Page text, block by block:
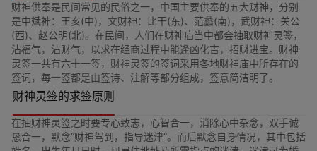
财神供奉是民间常见的民俗之一，中国主要供奉的五大财神，分别
是中斌神：王亥(中)，文财神：比干(东)、范蠡(南)，武财神：关公
(西)、赵公明(北)。在民间，人们在财神庙当中都会抽取财神灵签，
沾福气，沾财气，以求在经商过程中能逢凶化吉，招财进宝。财神
灵签一共有六十一签，财神灵签的签词采用各地财神庙中所存在的
签词，每一签都是由签诗、注解等部分组成，签意简洁明了。
财神灵签的求签原则
在抽财神灵签之时要专心致志，心智合一，消除心中杂念，双手诚
恳合一，默念“财神驾到，指导迷津”。而后默念自身情况，其中包括